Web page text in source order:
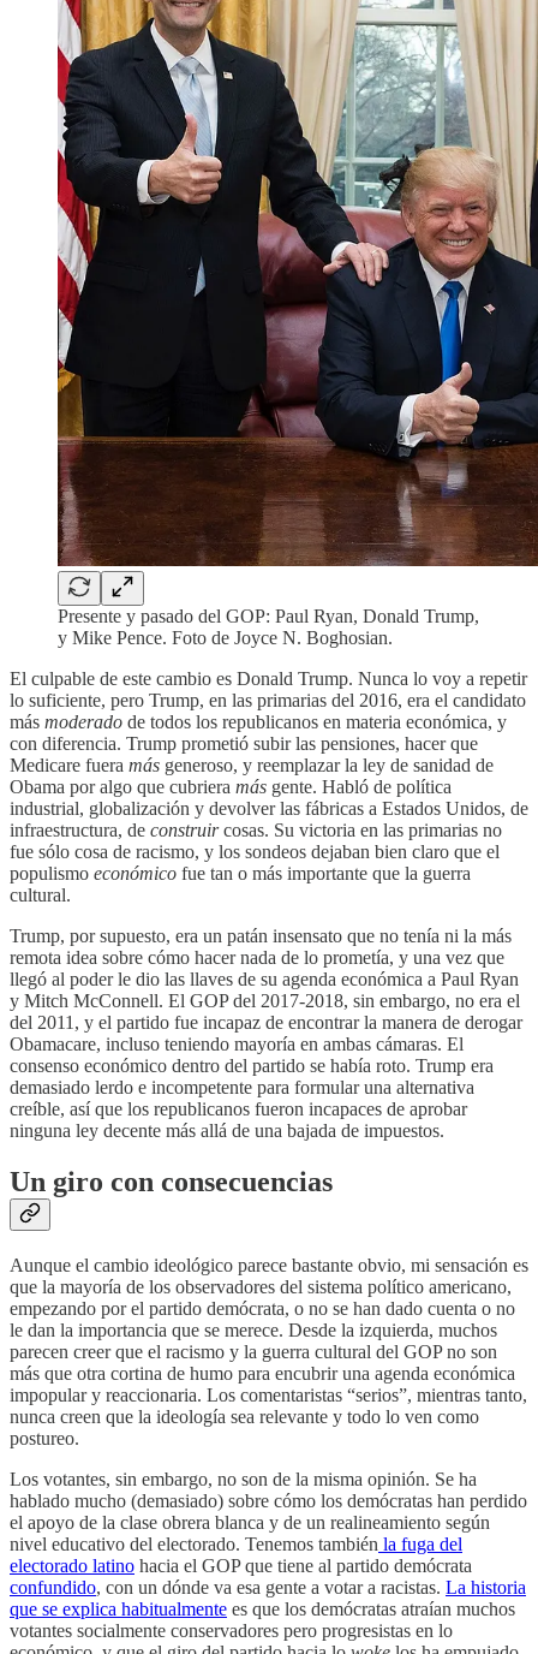
Presente y pasado del GOP: Paul Ryan, Donald Trump,
y Mike Pence. Foto de Joyce N. Boghosian.
El culpable de este cambio es Donald Trump. Nunca lo voy a repetir
lo suficiente, pero Trump, en las primarias del 2016, era el candidato
más moderado de todos los republicanos en materia económica, y
con diferencia. Trump prometió subir las pensiones, hacer que
Medicare fuera más generoso, y reemplazar la ley de sanidad de
Obama por algo que cubriera más gente. Habló de política
industrial, globalización y devolver las fábricas a Estados Unidos, de
infraestructura, de construircosas. Su victoria en las primarias no
fue sólo cosa de racismo, y los sondeos dejaban bien claro que el
populismo económico fue tan o más importante que la guerra
cultural.
Trump, por supuesto, era un patán insensato que no tenía ni la más
remota idea sobre cómo hacer nada de lo prometía, y una vez que
llegó al poder le dio las llaves de su agenda económica a Paul Ryan
y Mitch McConnell. El GOP del 2017-2018, sin embargo, no era el
del 2011, y el partido fue incapaz de encontrar la manera de derogar
Obamacare, incluso teniendo mayoría en ambas cámaras. El
consenso económico dentro del partido se había roto. Trump era
demasiado lerdo e incompetente para formular una alternativa
creíble, así que los republicanos fueron incapaces de aprobar
ninguna ley decente más allá de una bajada de impuestos.
Un giro con consecuencias
Aunque el cambio ideológico parece bastante obvio, mi sensación es
que la mayoría de los observadores del sistema político americano,
empezando por el partido demócrata, o no se han dado cuenta o no
le dan la importancia que se merece. Desde la izquierda, muchos
parecen creer que el racismo y la guerra cultural del GOP no son
más que otra cortina de humo para encubrir una agenda económica
impopular y reaccionaria. Los comentaristas “serios”, mientras tanto,
nunca creen que la ideología sea relevante y todo lo ven como
postureo.
Los votantes, sin embargo, no son de la misma opinión. Se ha
hablado mucho (demasiado) sobre cómo los demócratas han perdido
el apoyo de la clase obrera blanca y de un realineamiento según
nivel educativo del electorado. Tenemos también la fuga del
electorado latino hacia el GOP que tiene al partido demócrata
confundido, con un dónde va esa gente a votar a racistas. La historia
que se explica habitualmente es que los demócratas atraían muchos
votantes socialmente conservadores pero progresistas en lo